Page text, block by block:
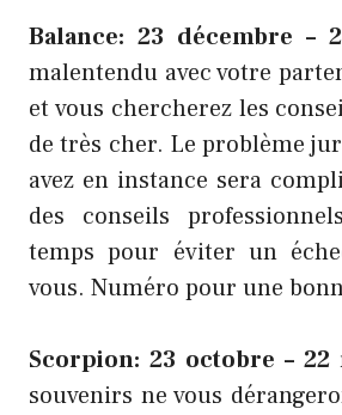
Balance: 23 décembre –
malentendu avec votre
et vous chercherez les
de très cher. Le problème
avez en instance sera
des conseils
temps pour éviter un
vous. Numéro pour une
Scorpion: 23 octobre – 22
souvenirs ne vous